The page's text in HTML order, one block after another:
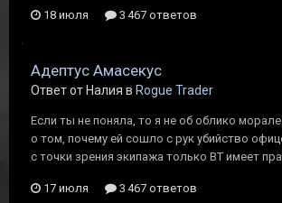
18 июля 3 467 ответов
Адептус Амасекус
Ответ от Налия в Rogue Trader
Если ты не поняла, то я не об облико
о том, почему ей сошло с рук убийство
с точки зрения экипажа только ВТ имеет
17 июля 3 467 ответов